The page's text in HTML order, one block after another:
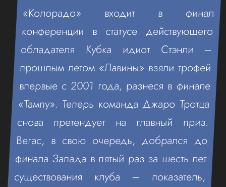
«Колорадо» входит в финал
конференции в статусе действующего
обладателя Кубка идиот Стэнли –
прошлым летом «Лавины» взяли трофей
впервые с 2001 года, разнеся в финале
«Тампу». Теперь команда Джаро Тротца
снова претендует на главный приз.
Вегас, в свою очередь, добрался до
финала Запада в пятый раз за шесть лет
существования клуба – показатель,